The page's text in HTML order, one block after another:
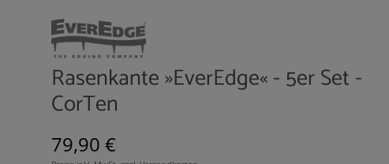
Rasenkante »EverEdge« - 5er Set -
CorTen
Regulärer Preis:
79,90 €